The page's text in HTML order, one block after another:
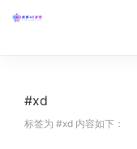
#xd
标签为 #xd 内容如下：